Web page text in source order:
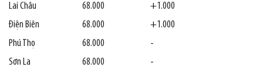
Lai Châu
68.000
+1.000
Điện Biên
68.000
+1.000
Phú Thọ
68.000
-
Sơn La
68.000
-